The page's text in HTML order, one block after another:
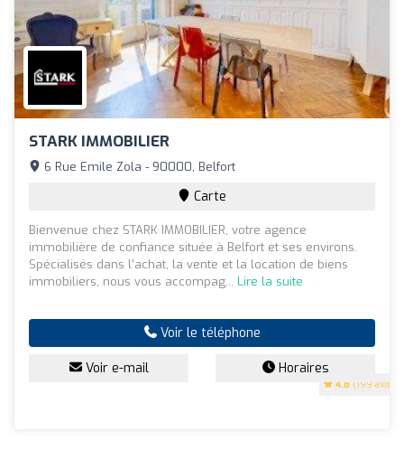
STARK IMMOBILIER
4.8 (199 avis)
6 Rue Emile Zola - 90000, Belfort
Carte
Bienvenue chez STARK IMMOBILIER, votre agence
immobilière de confiance située à Belfort et ses environs.
Spécialisés dans l'achat, la vente et la location de biens
immobiliers, nous vous accompag... Lire la suite
Voir le téléphone
Voir e-mail Horaires